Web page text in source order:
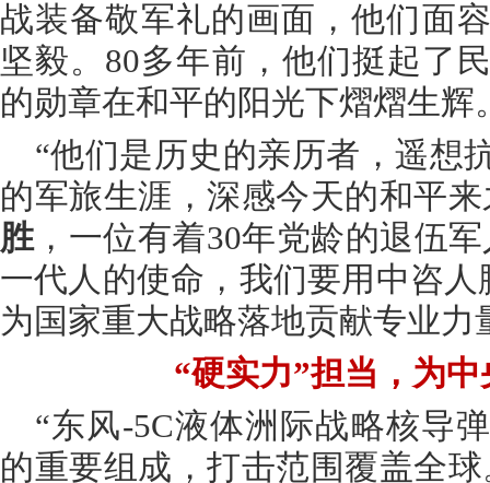
战装备敬军礼的画面，他们面
坚毅。80多年前，他们挺起了
的勋章在和平的阳光下熠熠生辉
“他们是历史的亲历者，遥想
的军旅生涯，深感今天的和平
胜，一位有着30年党龄的退伍
一代人的使命，我们要用中咨人
为国家重大战略落地贡献专业力
“硬实力”担当，为
“东风-5C液体洲际战略核导
的重要组成，打击范围覆盖全